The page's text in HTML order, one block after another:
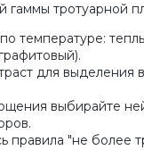
гаммы тротуарной
температуре:
для выделения
выбирайте
правила "не более